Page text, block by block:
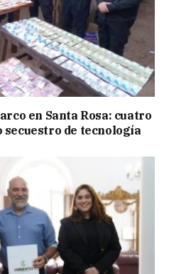
en Santa Rosa: cuatro
de tecnología